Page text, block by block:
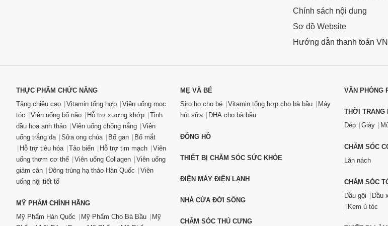
Chính sách nội dung
Sơ đồ Website
Hướng dẫn thanh toán
THỰC PHẨM CHỨC NĂNG
Tăng chiều cao
Vitamin tổng hợp
Viên uống mọc
tóc
Viên uống bổ não Hỗ trợ xương khớp
Tinh
dầu hoa anh thảo
Viên uống chống nắng
Viên
uống trắng da
Sữa ong chúa Bổ gan
Bổ mắt
Hỗ trợ tiêu hóa
Tảo biển Hỗ trợ tim mạch
Viên
uống thơm cơ thể
Viên uống Collagen
Viên uống
giảm cân
Đông trùng hạ thảo Hàn Quốc
Viên
uống nội tiết tố
MỸ PHẨM CHÍNH HÃNG
Mỹ Phẩm Hàn Quốc
Mỹ Phẩm Cho Bà Bầu
Mỹ
MẸ VÀ BÉ
Siro ho cho bé
Vitamin tổng hợp cho bà bầu
Máy
hút sữa
DHA cho bà bầu
ĐỒNG HỒ
THIẾT BỊ CHĂM SÓC SỨC KHỎE
ĐIỆN MÁY ĐIỆN LẠNH
NHÀ CỬA ĐỜI SỐNG
CHĂM SÓC THÚ CƯNG
VĂN PHÒNG
THỜI TRANG
Dép
Giày
CHĂM SÓC
Lăn nách
CHĂM SÓC
Dầu gội
Dầu
Kem ủ tóc